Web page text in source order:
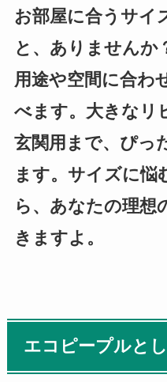
お部屋に合うサイ
と、ありませんか
用途や空間に合わ
べます。大きなリ
玄関用まで、ぴっ
ます。サイズに悩
ら、あなたの理想
きますよ。
エコピープルと